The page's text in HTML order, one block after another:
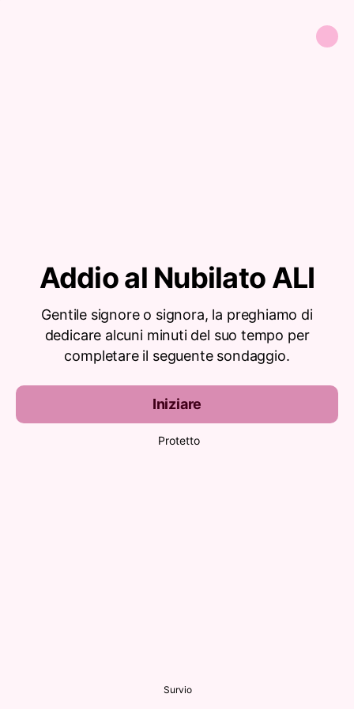
Addio al Nubilato ALI
Gentile signore o signora, la preghiamo di
dedicare alcuni minuti del suo tempo per
completare il seguente sondaggio.
Iniziare
Protetto
Survio